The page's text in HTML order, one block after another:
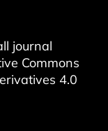
journal
Commons
4.0